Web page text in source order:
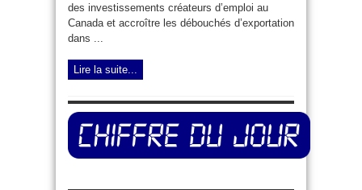
des investissements créateurs d’emploi au
Canada et accroître les débouchés d’exportation
dans ...
Lire la suite...